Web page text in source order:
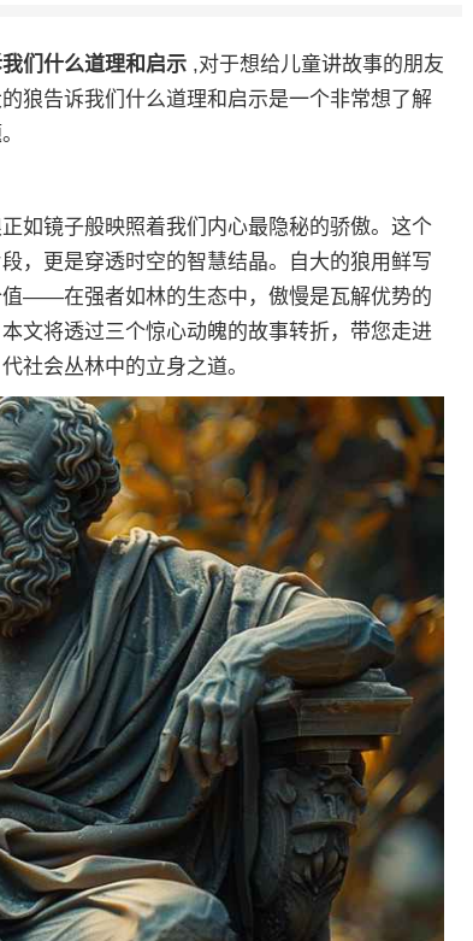
们什么道理和启示 ,对于想给儿童讲故事的朋友
狼告诉我们什么道理和启示是一个非常想了解
如镜子般映照着我们内心最隐秘的骄傲。这个
，更是穿透时空的智慧结晶。自大的狼用鲜写
——在强者如林的生态中，傲慢是瓦解优势的
文将透过三个惊心动魄的故事转折，带您走进
社会丛林中的立身之道。